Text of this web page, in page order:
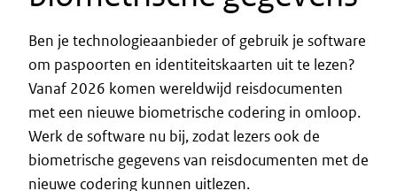
Ben je technologieaanbieder of gebruik je software
om paspoorten en identiteitskaarten uit te lezen?
Vanaf 2026 komen wereldwijd reisdocumenten
met een nieuwe biometrische codering in omloop.
Werk de software nu bij, zodat lezers ook de
biometrische gegevens van reisdocumenten met de
nieuwe codering kunnen uitlezen.